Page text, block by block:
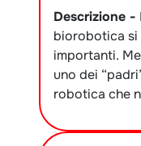
Descrizione -
biorobotica si
importanti.
uno dei
robotica che